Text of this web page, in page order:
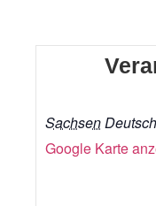
Sachsen
Google Karte